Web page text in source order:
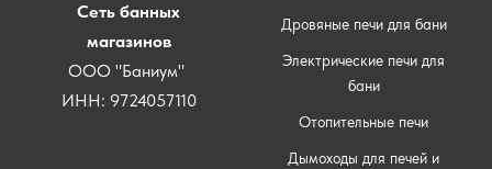
Сеть банных
магазинов
ООО "Баниум"
ИНН: 9724057110
Дровяные печи для бани
Электрические печи для
бани
Отопительные печи
Дымоходы для печей и